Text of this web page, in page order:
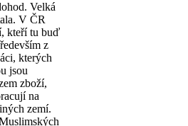
Velká
V ČR
kteří tu buď
z
kterých
jsou
zboží,
na
zemí.